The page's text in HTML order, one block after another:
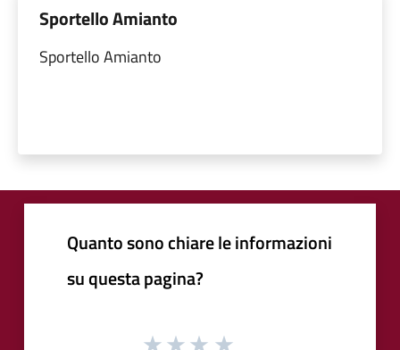
Sportello Amianto
Sportello Amianto
Quanto sono chiare le informazioni
su questa pagina?